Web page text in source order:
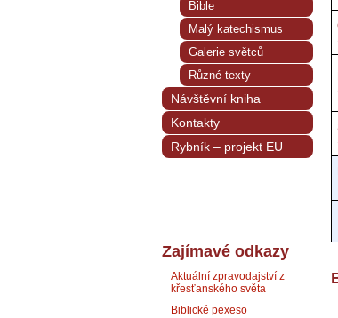
Bible
Malý katechismus
Galerie světců
Různé texty
Návštěvní kniha
Kontakty
Rybník – projekt EU
Zajímavé odkazy
Aktuální zpravodajství z
křesťanského světa
Biblické pexeso